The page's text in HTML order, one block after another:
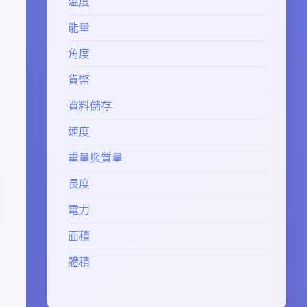
能量
角度
貨幣
資料儲存
速度
重量與質量
長度
電力
面積
體積